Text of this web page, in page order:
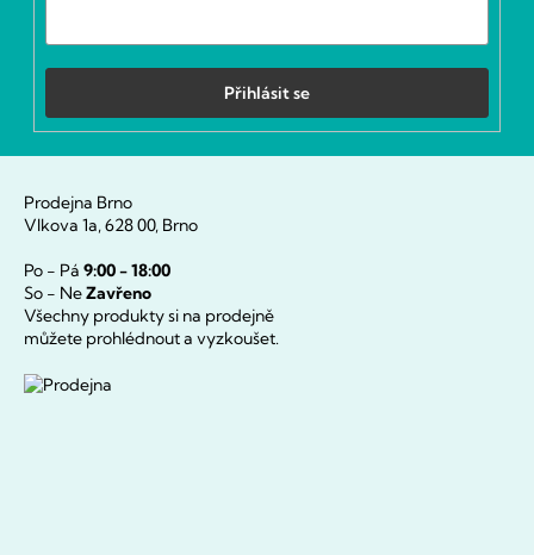
Přihlásit se
Prodejna Brno
Vlkova 1a, 628 00, Brno
Po - Pá 9:00 - 18:00
So - NeZavřeno
Všechny produkty si na prodejně
můžete prohlédnout a vyzkoušet.